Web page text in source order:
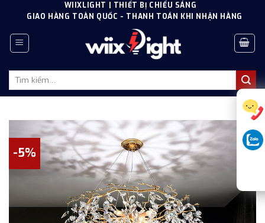
content
WIIXLIGHT | THIẾT BỊ CHIẾU SÁNG
GIAO HÀNG TOÀN QUỐC - THANH TOÁN KHI NHẬN HÀNG
Tìm
-5%